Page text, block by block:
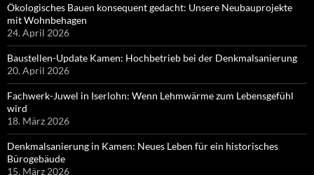
Ökologisches Bauen konsequent gedacht: Unsere Neubauprojekte
mit Wohnbehagen
24. April 2026
Baustellen-Update Kamen: Hochbetrieb bei der Denkmalsanierung
20. April 2026
Fachwerk-Juwel in Iserlohn: Wenn Lehmwärme zum Lebensgefühl
wird
18. März 2026
Denkmalsanierung in Kamen: Neues Leben für ein historisches
Bürogebäude
15. März 2026